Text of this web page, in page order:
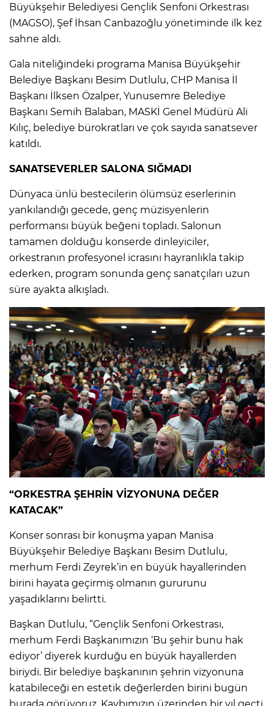
Büyükşehir Belediyesi Gençlik Senfoni Orkestrası
(MAGSO), Şef İhsan Canbazoğlu yönetiminde ilk kez
sahne aldı.
Gala niteliğindeki programa Manisa Büyükşehir
Belediye Başkanı Besim Dutlulu, CHP Manisa İl
Başkanı İlksen Özalper, Yunusemre Belediye
Başkanı Semih Balaban, MASKİ Genel Müdürü Ali
Kılıç, belediye bürokratları ve çok sayıda sanatsever
katıldı.
SANATSEVERLER SALONA SIĞMADI
Dünyaca ünlü bestecilerin ölümsüz eserlerinin
yankılandığı gecede, genç müzisyenlerin
performansı büyük beğeni topladı. Salonun
tamamen dolduğu konserde dinleyiciler,
orkestranın profesyonel icrasını hayranlıkla takip
ederken, program sonunda genç sanatçıları uzun
süre ayakta alkışladı.
“ORKESTRA ŞEHRİN VİZYONUNA DEĞER
KATACAK”
Konser sonrası bir konuşma yapan Manisa
Büyükşehir Belediye Başkanı Besim Dutlulu,
merhum Ferdi Zeyrek’in en büyük hayallerinden
birini hayata geçirmiş olmanın gururunu
yaşadıklarını belirtti.
Başkan Dutlulu, “Gençlik Senfoni Orkestrası,
merhum Ferdi Başkanımızın ‘Bu şehir bunu hak
ediyor’ diyerek kurduğu en büyük hayallerden
biriydi. Bir belediye başkanının şehrin vizyonuna
katabileceği en estetik değerlerden birini bugün